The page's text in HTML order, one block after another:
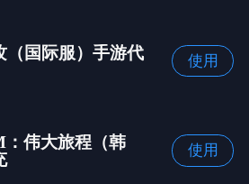
（国际服）手游代
使用
：伟大旅程（韩
使用